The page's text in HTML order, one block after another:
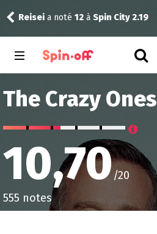
Reiseia noté12à
The Crazy Ones
10,70/20
555 notes